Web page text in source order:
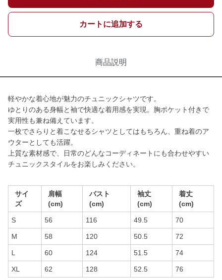
カートに追加する
商品説明
軽やかな着心地が魅力のチュニックシャツです。
ゆとりのある身幅と袖で快適な着用感を実現。胸ポケット付きで
実用性も兼ね備えています。
一枚でさらりと着こなせるシャツとしてはもちろん、重ね着のア
ウターとしても活躍。
上質な素材感で、日常のどんなコーディネートにも合わせやすい
チュニックスタイルをお楽しみください。
サイ
ズ
肩幅
(cm)
バスト
(cm)
袖丈
(cm)
着丈
(cm)
S 56 116 49.5 70
M 58 120 50.5 72
L 60 124 51.5 74
XL 62 128 52.5 76